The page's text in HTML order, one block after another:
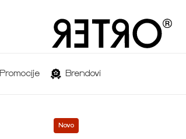
Promocije Brendovi
Novo